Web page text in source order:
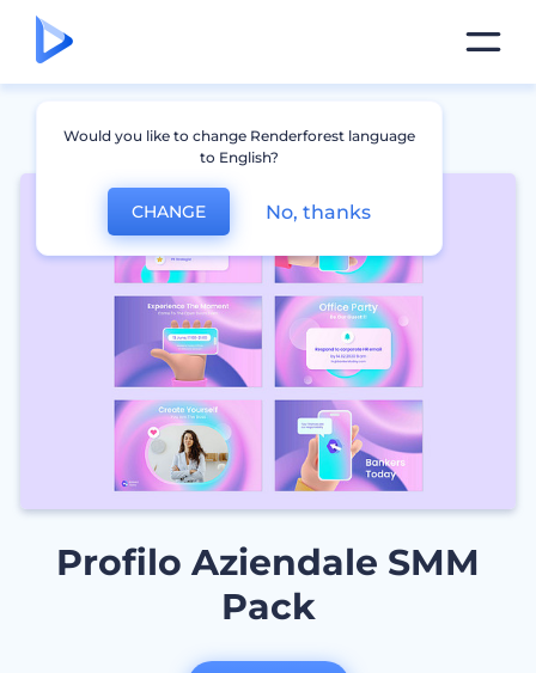
Profilo Aziendale SMM
Pack
Would you like to change Renderforest language
to English?
CHANGE No, thanks